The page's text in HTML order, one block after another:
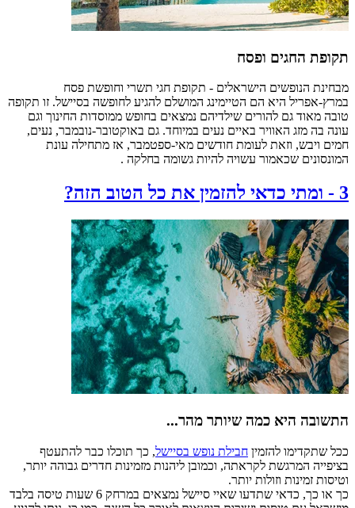
תקופת החגים ופסח
מבחינת הנופשים הישראלים - תקופת חגי תשרי וחופשת פסח
במרץ-אפריל היא הם הטיימינג המושלם להגיע לחופשה בסיישל. זו תקופה
טובה מאוד גם להורים שילדיהם נמצאים בחופש ממוסדות החינוך וגם
עונה בה מזג האוויר באיים נעים במיוחד. גם באוקטובר-נובמבר, נעים,
חמים ויבש, וזאת לעומת חודשים מאי-ספטמבר, אז מתחילה עונת
המונסונים שכאמור עשויה להיות גשומה בחלקה .
3
- ומתי כדאי להזמין את כל הטוב הזה?
התשובה היא כמה שיותר מהר...
ככל שתקדימו להזמין חבילת נופש בסיישל, כך תוכלו כבר להתעטף
בציפייה המרגשת לקראתה, וכמובן ליהנות מזמינות חדרים גבוהה יותר,
וטיסות זמינות וזולות יותר.
כך או כך, כדאי שתדעו שאיי סיישל נמצאים במרחק 6 שעות טיסה בלבד